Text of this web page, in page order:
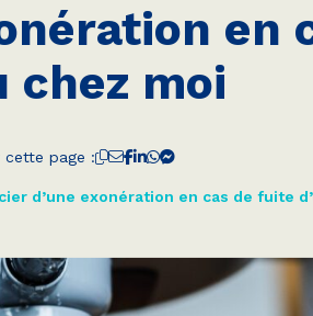
en
chez moi
cette page :
d’une exonération en cas de fuite